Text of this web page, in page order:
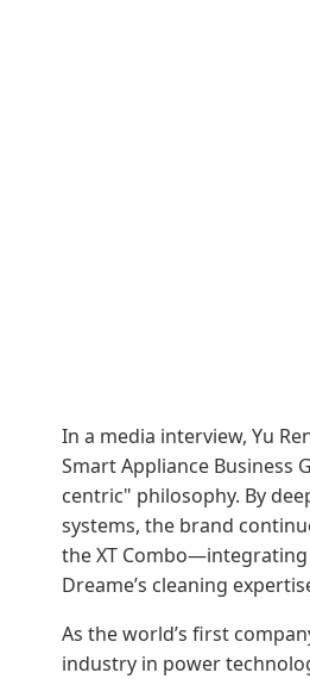
In a media interview, Yu
Smart Appliance Business
centric" philosophy. By
systems, the brand
the XT
Dreame’s cleaning
As the world’s first
industry in power